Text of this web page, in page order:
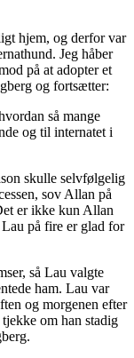
hjem, og derfor var
Jeg håber
på at adopter et
og fortsætter:
så mange
og til internatet i
skulle selvfølgelig
sov Allan på
er ikke kun Allan
på fire er glad for
så Lau valgte
ham. Lau var
og morgenen efter
om han stadig